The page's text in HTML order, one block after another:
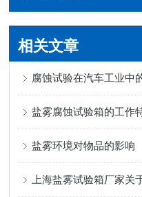
相关文章
腐蚀试验在汽车工业中
盐雾腐蚀试验箱的工作
盐雾环境对物品的影响
上海盐雾试验箱厂家